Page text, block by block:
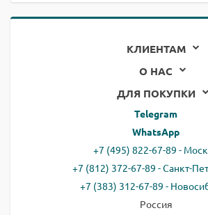
КЛИЕНТАМ
О НАС
ДЛЯ ПОКУПКИ
Telegram
WhatsApp
+7 (495) 822-67-89 -
+7 (812) 372-67-89 - Санкт-
+7 (383) 312-67-89 -
Россия